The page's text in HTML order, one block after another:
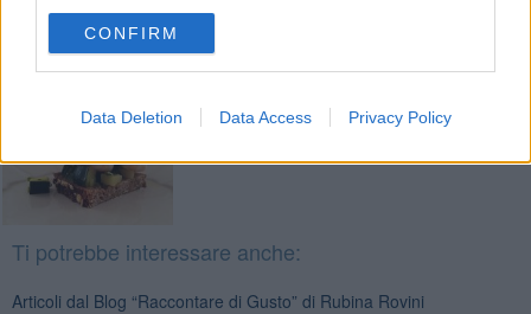
CONFIRM
Data Deletion Data Access Privacy Policy
Basta cliccare QUI
Fotogallery
Ti potrebbe interessare anche:
Articoli dal Blog “Raccontare di Gusto” di Rubina Rovini